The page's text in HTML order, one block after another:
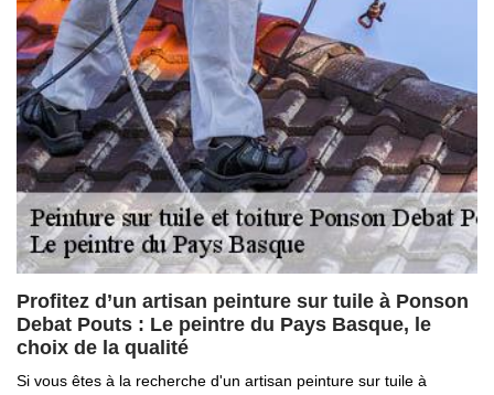
Profitez d’un artisan peinture sur tuile à Ponson
Debat Pouts : Le peintre du Pays Basque, le
choix de la qualité
Si vous êtes à la recherche d'un artisan peinture sur tuile à